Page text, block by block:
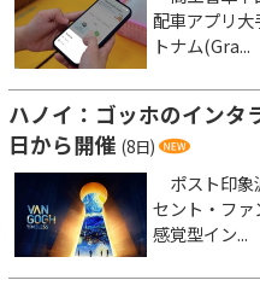
配車アプリ
トナム(Gra...
ハノイ：ゴッホのインタ
日から開催 (8日)
ポスト印象
セント・フ
感覚型イン...